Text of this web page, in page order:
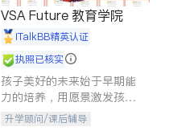
VSA Future 教育学院
iTalkBB精英认证
执照已核实
孩子美好的未来始于早期能
力的培养，用愿景激发孩子
的学习潜力和动力。理念：
升学顾问/课后辅导